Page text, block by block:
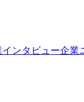
インタビュー企業